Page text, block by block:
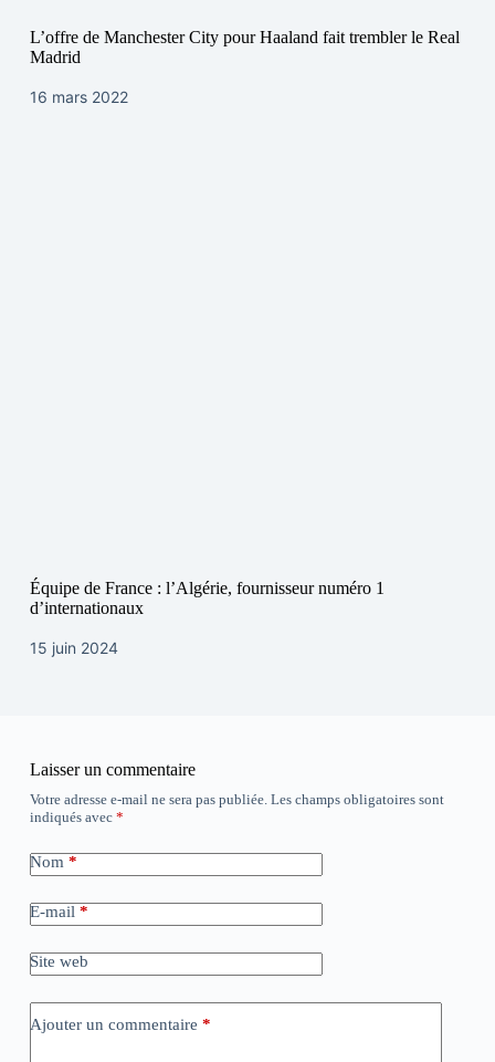
L’offre de Manchester City pour Haaland fait trembler le Real
Madrid
16 mars 2022
Équipe de France : l’Algérie, fournisseur numéro 1
d’internationaux
15 juin 2024
Laisser un commentaire
Votre adresse e-mail ne sera pas publiée. Les champs obligatoires sont
indiqués avec *
Nom *
E-mail *
Site web
Ajouter un commentaire *